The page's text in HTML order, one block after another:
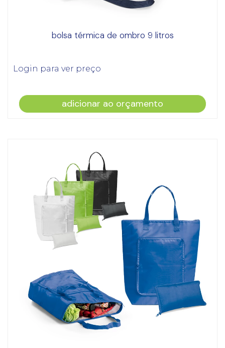
bolsa térmica de ombro 9 litros
Login para ver preço
adicionar ao orçamento